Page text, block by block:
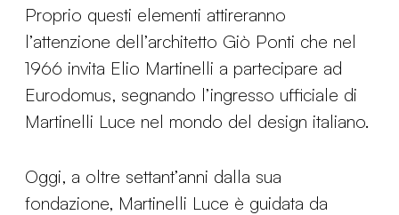
Proprio questi elementi attireranno
l’attenzione dell’architetto Giò Ponti che nel
1966 invita Elio Martinelli a partecipare ad
Eurodomus, segnando l’ingresso ufficiale di
Martinelli Luce nel mondo del design italiano.
Oggi, a oltre settant’anni dalla sua
fondazione, Martinelli Luce è guidata da